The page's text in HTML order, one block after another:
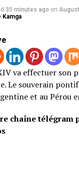
35 minutes ago on
Kamga
va effectuer son
Le souverain
et au Pérou
chaîne télégram